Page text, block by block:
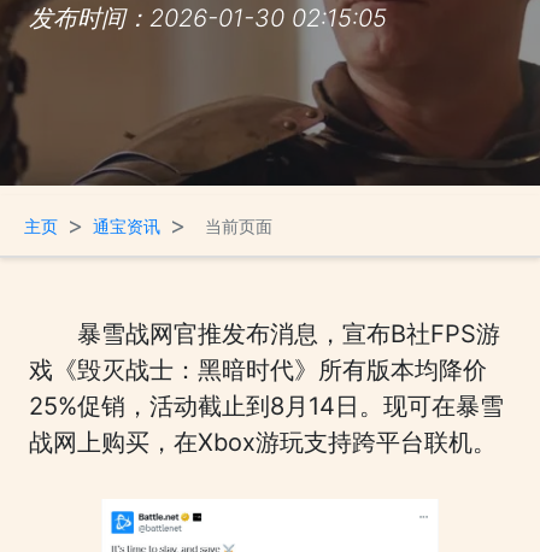
发布时间：2026-01-30 02:15:05
主页 > 通宝资讯 > 当前页面
暴雪战网官推发布消息，宣布B社FPS游
戏《毁灭战士：黑暗时代》所有版本均降价
25%促销，活动截止到8月14日。现可在暴雪
战网上购买，在Xbox游玩支持跨平台联机。